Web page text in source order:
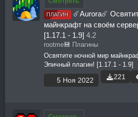
ПЛАГИН
☄️Aurora☄️
майнкрафт на своём
[1.17.1 - 1.9] 4.2
rootme💾 Плагины
Освятите ночной мир
Эпичный плагин! [1.17.1 - 1.9]
5 Ноя 2022 221